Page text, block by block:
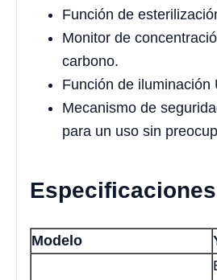
Función de
Monitor de
carbono.
Función de iluminación
Mecanismo de
para un uso sin
Modelo